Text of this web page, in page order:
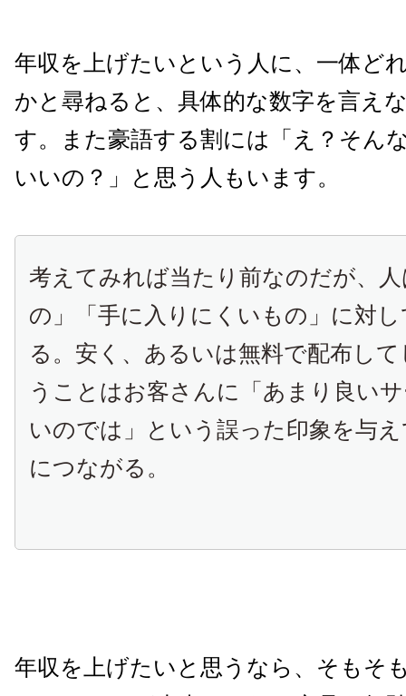
年収を上げたいという人に、一体ど
かと尋ねると、具体的な数字を言え
す。また豪語する割には「え？そん
いいの？」と思う人もいます。
考えてみれば当たり前なのだが、
の」「手に入りにくいもの」に対
る。安く、あるいは無料で配布し
うことはお客さんに「あまり良い
いのでは」という誤った印象を与
につながる。
年収を上げたいと思うなら、そもそ